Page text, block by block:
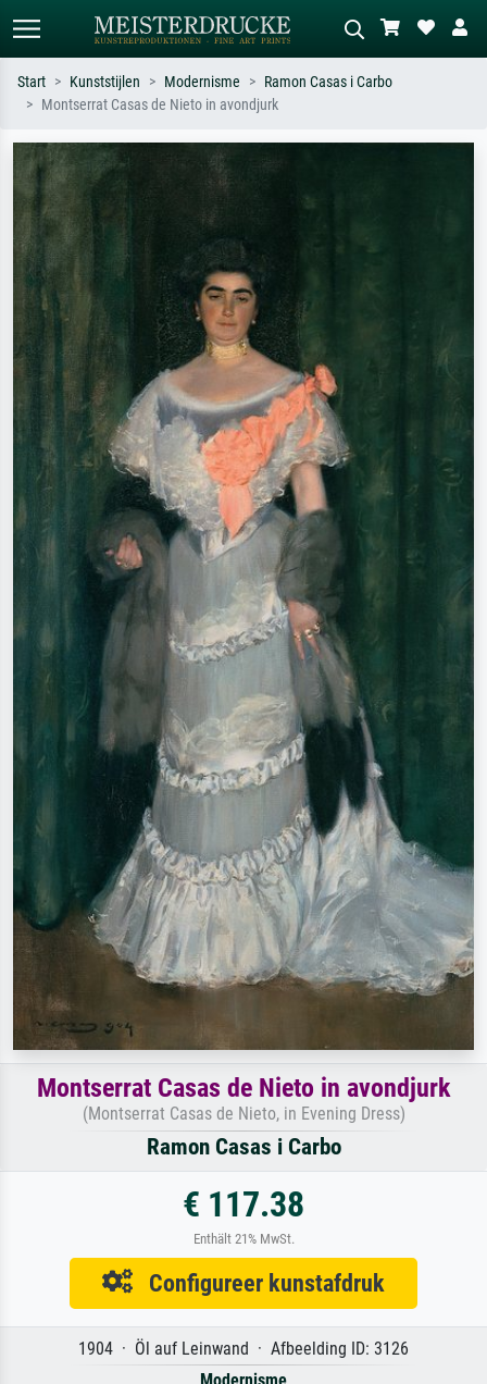
Zoek op kunstenaar, titel of stijl – bijv.
Monet, Sterrennacht, impressionisme,
Start Kunststijlen Modernisme
Ramon Casas i Carbo
Montserrat Casas de Nieto in avondjurk
Montserrat Casas de Nieto in avondjurk
(Montserrat Casas de Nieto, in Evening Dress)
Ramon Casas i Carbo
€ 117.38
Enthält 21% MwSt.
Configureer kunstafdruk
1904 · Öl auf Leinwand · Afbeelding ID: 3126